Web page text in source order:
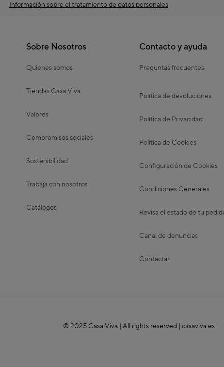
Información sobre el tratamiento de datos personales
Sobre Nosotros
Quienes somos
Tiendas Casa Viva
Valores
Compromisos sociales
Sostenibilidad
Trabaja con nosotros
Catálogos
Contacto y ayuda
Preguntas frecuentes
Política de devoluciones
Política de Privacidad
Política de Cookies
Configuración de Cookies
Condiciones Generales
Revisa el estado de tu
Canal de denuncias
Contactar
© 2025 Casa Viva | All rights reserved | casaviva.es